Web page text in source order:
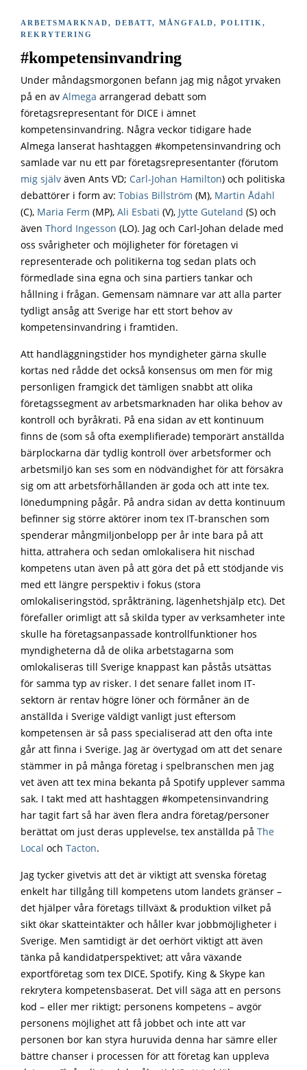
ARBETSMARKNAD, DEBATT, MÅNGFALD, POLITIK,
REKRYTERING
#kompetensinvandring
Under måndagsmorgonen befann jag mig något yrvaken
på en av Almega arrangerad debatt som
företagsrepresentant för DICE i ämnet
kompetensinvandring. Några veckor tidigare hade
Almega lanserat hashtaggen #kompetensinvandring och
samlade var nu ett par företagsrepresentanter (förutom
mig själv även Ants VD; Carl-Johan Hamilton) och politiska
debattörer i form av: Tobias Billström (M), Martin Ådahl
(C), Maria Ferm (MP), Ali Esbati (V), Jytte Guteland (S) och
även Thord Ingesson (LO). Jag och Carl-Johan delade med
oss svårigheter och möjligheter för företagen vi
representerade och politikerna tog sedan plats och
förmedlade sina egna och sina partiers tankar och
hållning i frågan. Gemensam nämnare var att alla parter
tydligt ansåg att Sverige har ett stort behov av
kompetensinvandring i framtiden.
Att handläggningstider hos myndigheter gärna skulle
kortas ned rådde det också konsensus om men för mig
personligen framgick det tämligen snabbt att olika
företagssegment av arbetsmarknaden har olika behov av
kontroll och byråkrati. På ena sidan av ett kontinuum
finns de (som så ofta exemplifierade) temporärt anställda
bärplockarna där tydlig kontroll över arbetsformer och
arbetsmiljö kan ses som en nödvändighet för att försäkra
sig om att arbetsförhållanden är goda och att inte tex.
lönedumpning pågår. På andra sidan av detta kontinuum
befinner sig större aktörer inom tex IT-branschen som
spenderar mångmiljonbelopp per år inte bara på att
hitta, attrahera och sedan omlokalisera hit nischad
kompetens utan även på att göra det på ett stödjande vis
med ett längre perspektiv i fokus (stora
omlokaliseringstöd, språkträning, lägenhetshjälp etc). Det
förefaller orimligt att så skilda typer av verksamheter inte
skulle ha företagsanpassade kontrollfunktioner hos
myndigheterna då de olika arbetstagarna som
omlokaliseras till Sverige knappast kan påstås utsättas
för samma typ av risker. I det senare fallet inom IT-
sektorn är rentav högre löner och förmåner än de
anställda i Sverige väldigt vanligt just eftersom
kompetensen är så pass specialiserad att den ofta inte
går att finna i Sverige. Jag är övertygad om att det senare
stämmer in på många företag i spelbranschen men jag
vet även att tex mina bekanta på Spotify upplever samma
sak. I takt med att hashtaggen #kompetensinvandring
har tagit fart så har även flera andra företag/personer
berättat om just deras upplevelse, tex anställda på The
Local och Tacton.
Jag tycker givetvis att det är viktigt att svenska företag
enkelt har tillgång till kompetens utom landets gränser –
det hjälper våra företags tillväxt & produktion vilket på
sikt ökar skatteintäkter och håller kvar jobbmöjligheter i
Sverige. Men samtidigt är det oerhört viktigt att även
tänka på kandidatperspektivet; att våra växande
exportföretag som tex DICE, Spotify, King & Skype kan
rekrytera kompetensbaserat. Det vill säga att en persons
kod – eller mer riktigt; personens kompetens – avgör
personens möjlighet att få jobbet och inte att var
personen bor kan styra huruvida denna har sämre eller
bättre chanser i processen för att företag kan uppleva